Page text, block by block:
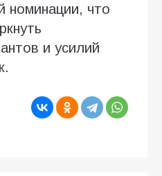
номинации, что
и усилий